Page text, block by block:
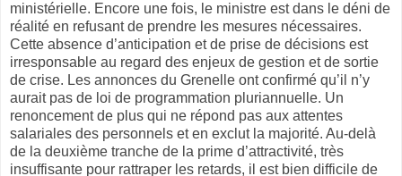
ministérielle. Encore une fois, le ministre est dans le déni de
réalité en refusant de prendre les mesures nécessaires.
Cette absence d’anticipation et de prise de décisions est
irresponsable au regard des enjeux de gestion et de sortie
de crise. Les annonces du Grenelle ont confirmé qu’il n’y
aurait pas de loi de programmation pluriannuelle. Un
renoncement de plus qui ne répond pas aux attentes
salariales des personnels et en exclut la majorité. Au-delà
de la deuxième tranche de la prime d’attractivité, très
insuffisante pour rattraper les retards, il est bien difficile de